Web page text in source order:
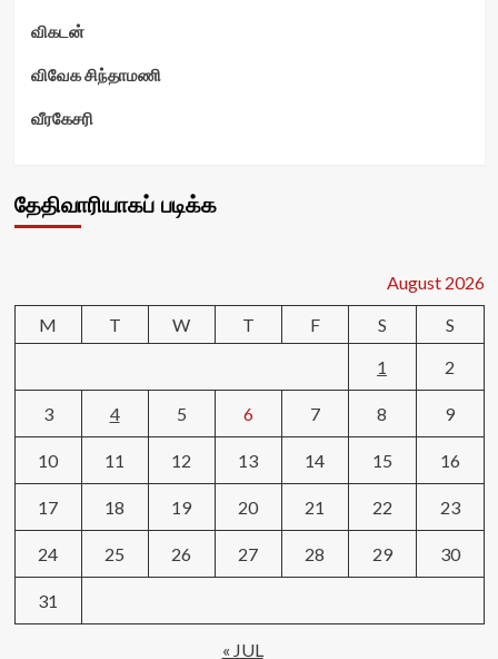
விகடன்
விவேக சிந்தாமணி
வீரகேசரி
தேதிவாரியாகப் படிக்க
August 2026
M
T W T F S
S
1
2
3 4 5 6 7 8 9
10 11 12 13 14 15 16
17 18 19 20 21 22 23
24 25 26 27 28 29 30
31
« JUL